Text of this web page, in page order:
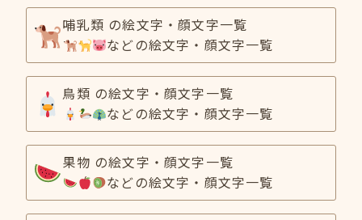
哺乳類 の絵文字・顔文字一覧
などの絵文字・顔文字一覧
鳥類 の絵文字・顔文字一覧
などの絵文字・顔文字一覧
果物 の絵文字・顔文字一覧
などの絵文字・顔文字一覧